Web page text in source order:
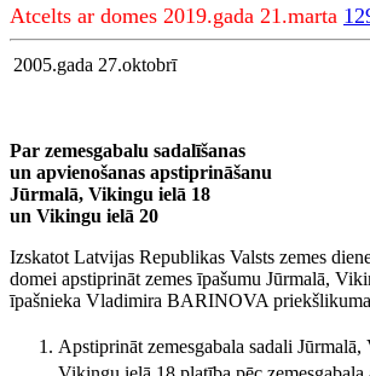
Atcelts ar domes 2019.gada 21.marta
2005.gada 27.oktobrī
Par zemesgabalu sadalīšanas
un apvienošanas apstiprināšanu
Jūrmalā, Vikingu ielā 18
un Vikingu ielā 20
Izskatot Latvijas Republikas Valsts zemes
domei apstiprināt zemes īpašumu Jūrmalā,
īpašnieka Vladimira BARINOVA priekšlikuma,
Apstiprināt zemesgabala sadali